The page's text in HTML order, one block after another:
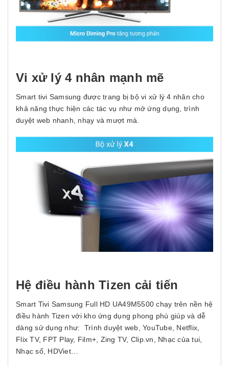
Vi xử lý 4 nhân mạnh mẽ
Smart tivi Samsung được trang bị bộ vi xử lý 4 nhân cho
khả năng thực hiện các tác vụ như mở ứng dụng, trình
duyệt web nhanh, nhạy và mượt mà.
Hệ điều hành Tizen cải tiến
Smart Tivi Samsung Full HD UA49M5500 chạy trên nền hệ
điều hành Tizen với kho ứng dụng phong phú giúp và dễ
dàng sử dụng như: Trình duyệt web, YouTube, Netflix,
Flix TV, FPT Play, Film+, Zing TV, Clip.vn, Nhạc của tui,
Nhạc số, HDViet…